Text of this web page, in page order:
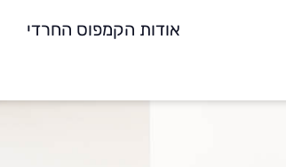
אודות הקמפוס החרדי